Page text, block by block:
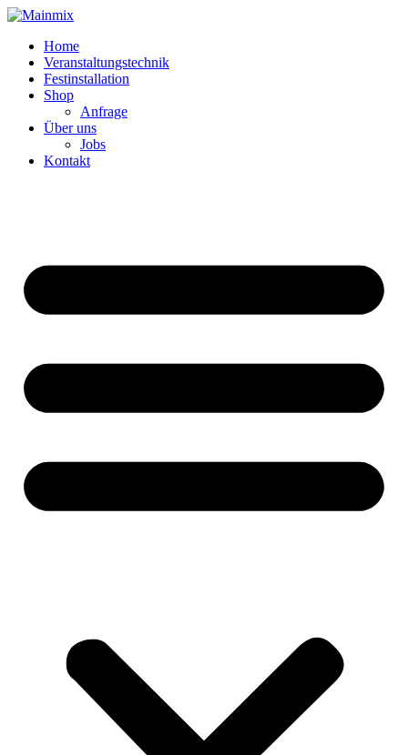
Zum
springenHome
Veranstaltungstechnik
Festinstallation
Shop
Anfrage
Über uns
Jobs
Kontakt